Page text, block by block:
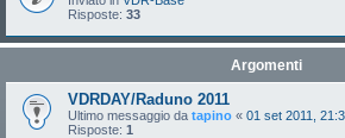
Risposte: 33
Argomenti
VDRDAY/Raduno 2011
Ultimo messaggio da tapino « 01 set 2011,
Risposte: 1